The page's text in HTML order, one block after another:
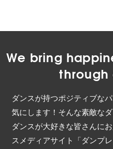
We bring
ダンスが持つポジティブな
気にします！そんな素敵なダ
ダンスが大好きな皆さんに
スメディアサイト「ダンプレ